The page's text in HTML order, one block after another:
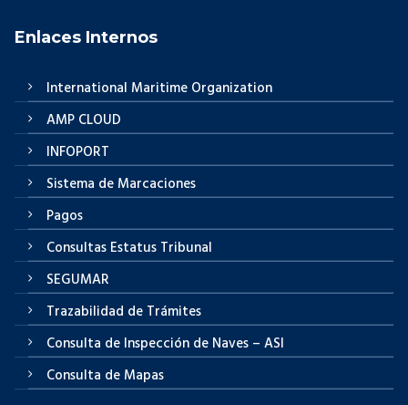
Enlaces Internos
International Maritime Organization
AMP CLOUD
INFOPORT
Sistema de Marcaciones
Pagos
Consultas Estatus Tribunal
SEGUMAR
Trazabilidad de Trámites
Consulta de Inspección de Naves – ASI
Consulta de Mapas